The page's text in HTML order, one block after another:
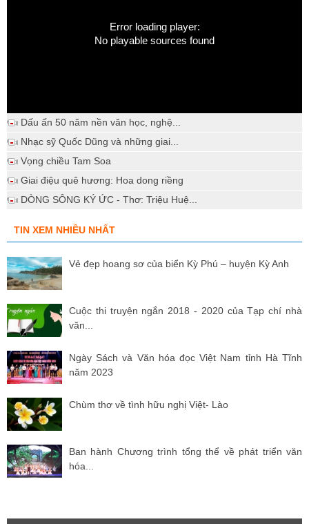
Error loading player:
No playable sources found
Dấu ấn 50 năm nền văn học, nghệ...
Nhạc sỹ Quốc Dũng và những giai...
Vọng chiều Tam Soa
Giai điệu quê hương: Hoa dong riềng
DÒNG SÔNG KÝ ỨC - Thơ: Triệu Huệ...
TIN XEM NHIỀU NHẤT
Vẻ đẹp hoang sơ của biển Kỳ Phú – huyện Kỳ Anh
Cuộc thi truyện ngắn 2018 - 2020 của Tạp chí nhà
văn...
Ngày Sách và Văn hóa đọc Việt Nam tỉnh Hà Tĩnh
năm 2023
Chùm thơ về tình hữu nghị Việt- Lào
Ban hành Chương trình tổng thể về phát triển văn
hóa...